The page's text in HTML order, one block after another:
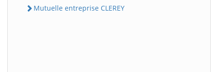
Mutuelle entreprise CLEREY